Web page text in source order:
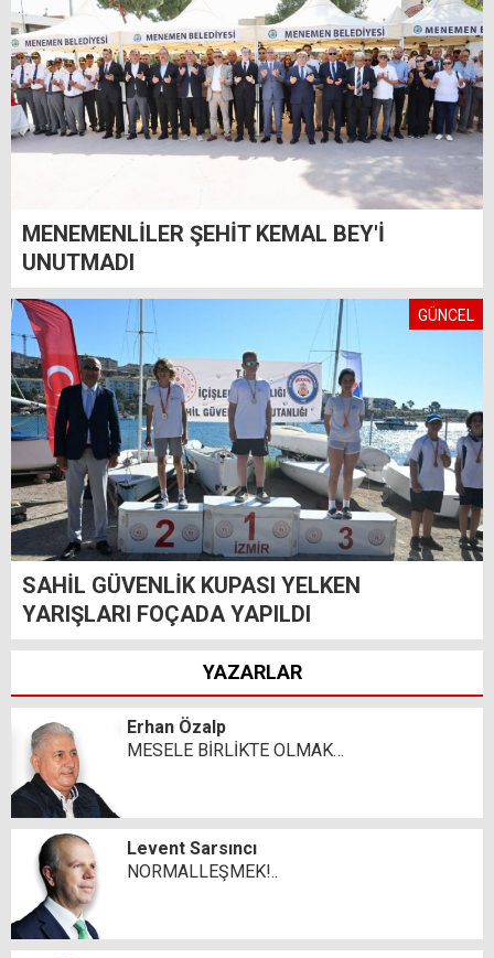
MENEMENLİLER ŞEHİT KEMAL BEY'İ
UNUTMADI
GÜNCEL
SAHİL GÜVENLİK KUPASI YELKEN
YARIŞLARI FOÇADA YAPILDI
YAZARLAR
Erhan Özalp
MESELE BİRLİKTE OLMAK…
Levent Sarsıncı
NORMALLEŞMEK!..